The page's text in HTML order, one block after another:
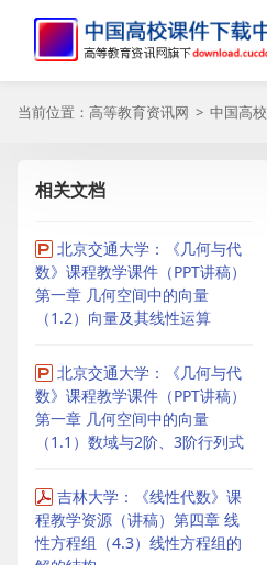
当前位置： 高等教育资讯网 > 中国高
相关文档
北京交通大学：《几何与代
数》课程教学课件（PPT讲稿）
第一章 几何空间中的向量
（1.2）向量及其线性运算
北京交通大学：《几何与代
数》课程教学课件（PPT讲稿）
第一章 几何空间中的向量
（1.1）数域与2阶、3阶行列式
吉林大学：《线性代数》课
程教学资源（讲稿）第四章 线
性方程组（4.3）线性方程组的